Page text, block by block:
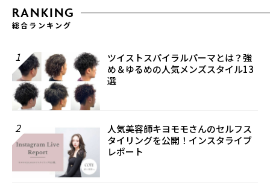
RANKING
総合ランキング
1
ツイストスパイラルパーマとは？強
め＆ゆるめの人気メンズスタイル13
選
2
人気美容師キヨモモさんのセルフス
タイリングを公開！インスタライブ
レポート